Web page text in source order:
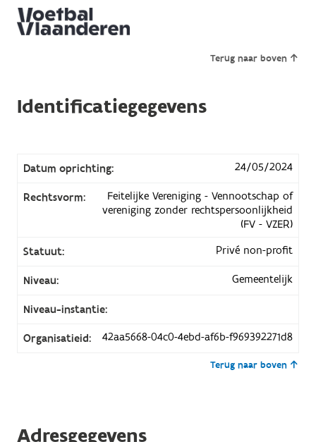
Terug naar boven
Identificatiegegevens
Datum oprichting: 24/05/2024
Rechtsvorm:
Feitelijke Vereniging - Vennootschap of
vereniging zonder rechtspersoonlijkheid
(FV - VZER)
Statuut:
Privé non-profit
Niveau: Gemeentelijk
Niveau-instantie:
Organisatieid: 42aa5668-04c0-4ebd-af6b-f969392271d8
Terug naar boven
Adresgegevens